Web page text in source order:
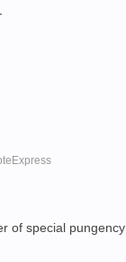
of special pungency